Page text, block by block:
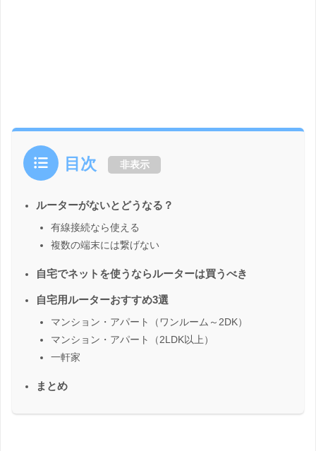
目次 非表示
ルーターがないとどうなる？
有線接続なら使える
複数の端末には繋げない
自宅でネットを使うならルーターは買うべき
自宅用ルーターおすすめ3選
マンション・アパート（ワンルーム～2DK）
マンション・アパート（2LDK以上）
一軒家
まとめ